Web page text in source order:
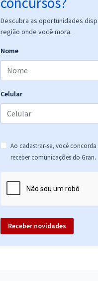
Descubra as oportunidades
região onde você mora.
Nome
Celular
Ao cadastrar-se, você
receber comunicações do Gran.
Receber novidades